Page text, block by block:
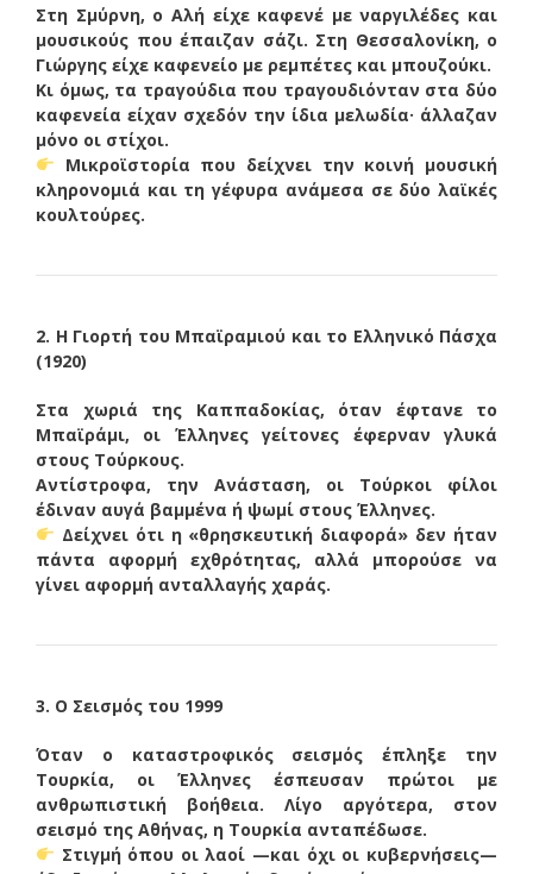
Στη Σμύρνη, ο Αλή είχε καφενέ με ναργιλέδες και
μουσικούς που έπαιζαν σάζι. Στη Θεσσαλονίκη, ο
Γιώργης είχε καφενείο με ρεμπέτες και μπουζούκι.
Κι όμως, τα τραγούδια που τραγουδιόνταν στα δύο
καφενεία είχαν σχεδόν την ίδια μελωδία· άλλαζαν
μόνο οι στίχοι.
Μικροϊστορία που δείχνει την κοινή μουσική
κληρονομιά και τη γέφυρα ανάμεσα σε δύο λαϊκές
κουλτούρες.
2. Η Γιορτή του Μπαϊραμιού και το Ελληνικό Πάσχα
(1920)
Στα χωριά της Καππαδοκίας, όταν έφτανε το
Μπαϊράμι, οι Έλληνες γείτονες έφερναν γλυκά
στους Τούρκους.
Αντίστροφα, την Ανάσταση, οι Τούρκοι φίλοι
έδιναν αυγά βαμμένα ή ψωμί στους Έλληνες.
Δείχνει ότι η «θρησκευτική διαφορά» δεν ήταν
πάντα αφορμή εχθρότητας, αλλά μπορούσε να
γίνει αφορμή ανταλλαγής χαράς.
3. Ο Σεισμός του 1999
Όταν ο καταστροφικός σεισμός έπληξε την
Τουρκία, οι Έλληνες έσπευσαν πρώτοι με
ανθρωπιστική βοήθεια. Λίγο αργότερα, στον
σεισμό της Αθήνας, η Τουρκία ανταπέδωσε.
Στιγμή όπου οι λαοί —και όχι οι κυβερνήσεις—